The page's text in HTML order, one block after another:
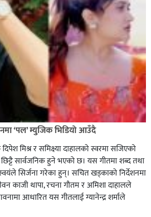
‘पल’ म्युजिक भिडियो आउँदै
मिश्र र समिक्ष्या दाहालको स्वरमा सजिएको
छिट्टै सार्वजनिक हुने भएको छ। यस गीतमा शब्द तथा
सिर्जना गरेका हुन्। सचित खड्काको निर्देशनमा
काजी थापा, रचना गौतम र अमिशा दाहालले
आधारित यस गीतलाई ग्यानेन्द्र शर्माले